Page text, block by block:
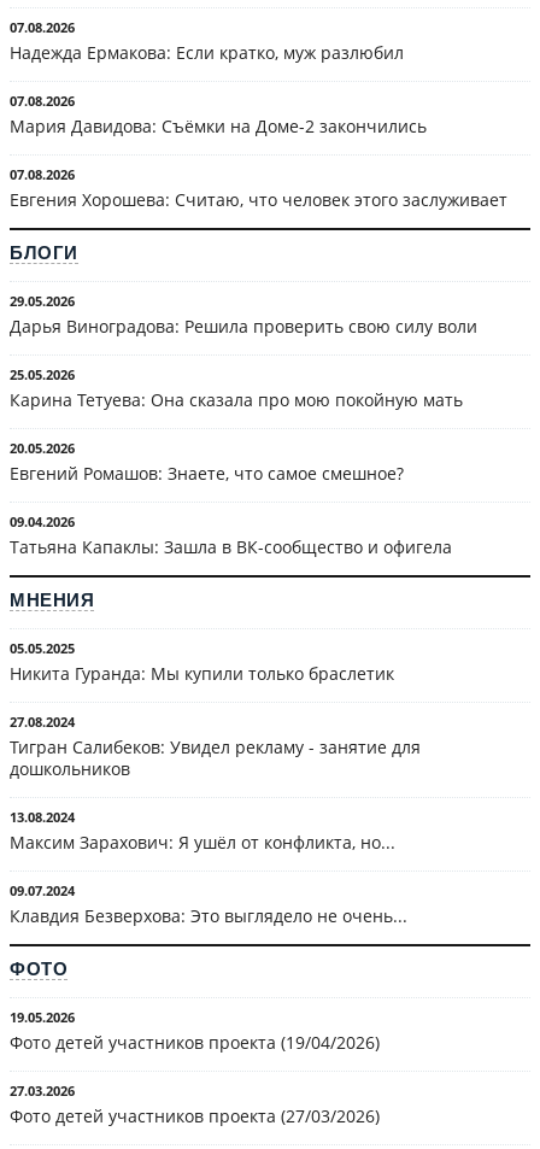
07.08.2026
Надежда Ермакова: Если кратко, муж разлюбил
07.08.2026
Мария Давидова: Съёмки на Доме-2 закончились
07.08.2026
Евгения Хорошева: Считаю, что человек этого заслуживает
БЛОГИ
29.05.2026
Дарья Виноградова: Решила проверить свою силу воли
25.05.2026
Карина Тетуева: Она сказала про мою покойную мать
20.05.2026
Евгений Ромашов: Знаете, что самое смешное?
09.04.2026
Татьяна Капаклы: Зашла в ВК-сообщество и офигела
МНЕНИЯ
05.05.2025
Никита Гуранда: Мы купили только браслетик
27.08.2024
Тигран Салибеков: Увидел рекламу - занятие для
дошкольников
13.08.2024
Максим Зарахович: Я ушёл от конфликта, но...
09.07.2024
Клавдия Безверхова: Это выглядело не очень...
ФОТО
19.05.2026
Фото детей участников проекта (19/04/2026)
27.03.2026
Фото детей участников проекта (27/03/2026)